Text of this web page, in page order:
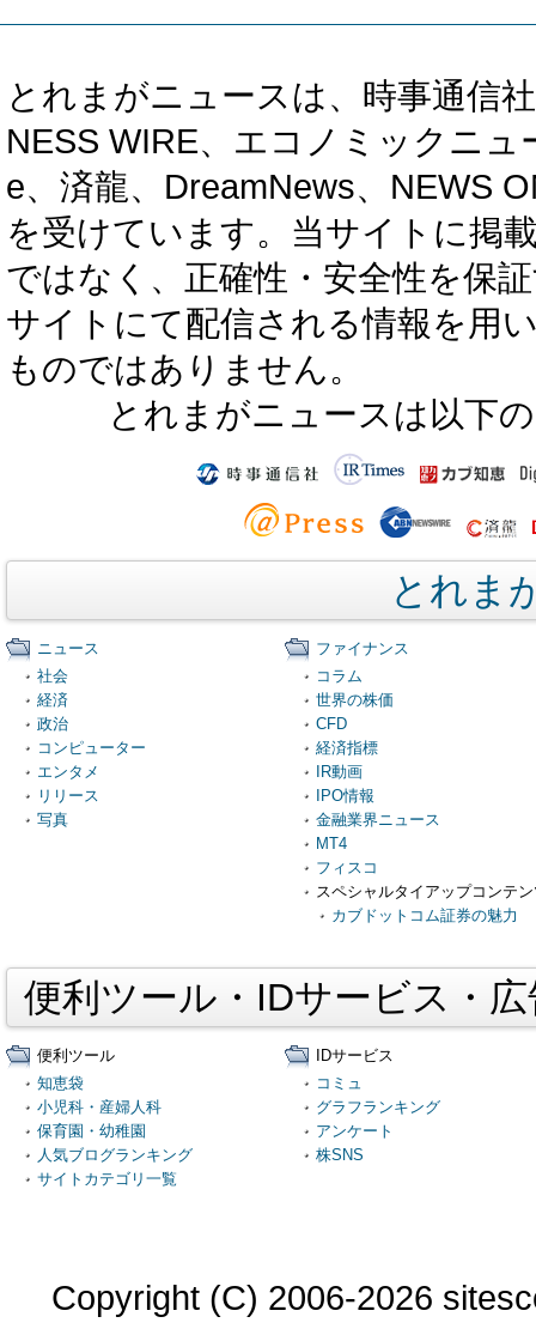
とれまがニュースは、時事通信
NESS WIRE、エコノミックニ
e、済龍、DreamNews、NEWS
を受けています。当サイトに掲
ではなく、正確性・安全性を保
サイトにて配信される情報を用
ものではありません。
とれまがニュースは以下
とれま
ニュース
社会
経済
政治
コンピューター
エンタメ
リリース
写真
ファイナンス
コラム
世界の株価
CFD
経済指標
IR動画
IPO情報
金融業界ニュース
MT4
フィスコ
スペシャルタイアップコンテ
カブドットコム証券の魅力
便利ツール・IDサービス・
便利ツール
知恵袋
小児科・産婦人科
保育園・幼稚園
人気ブログランキング
サイトカテゴリ一覧
IDサービス
コミュ
グラフランキング
アンケート
株SNS
Copyright (C) 2006-2026